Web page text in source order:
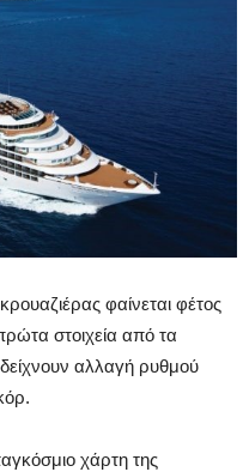
φαίνεται φέτος
στοιχεία από τα
αλλαγή ρυθμού
χάρτη της